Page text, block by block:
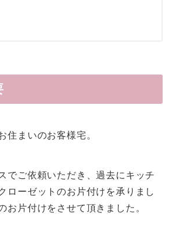
住まいのお客様宅。
でご依頼いただき、過去にキッチ
ローゼットのお片付けを承りまし
お片付けをさせて頂きました。